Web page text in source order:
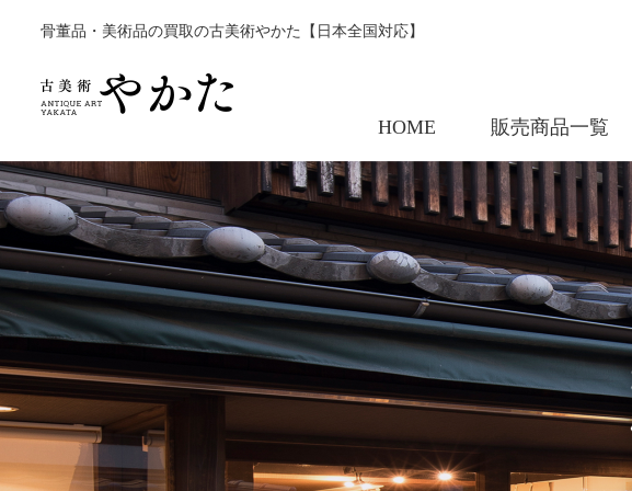
骨董品・美術品の買取の古美術やかた【日本全国対応】
HOME 販売商品一覧